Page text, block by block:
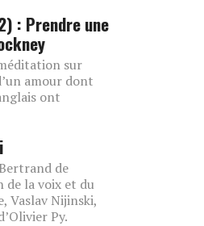
: Prendre une
sur
amour dont
ont
de
de la voix et du
Vaslav Nijinski,
Py.